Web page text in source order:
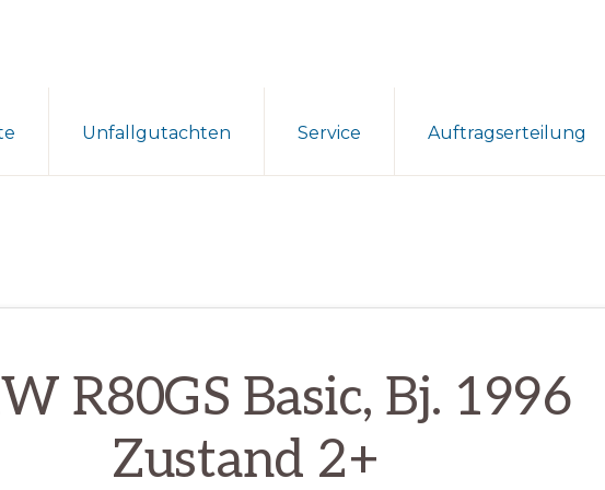
Unfallgutachten Service Auftragserteilung
R80GS Basic, Bj. 1996
Zustand 2+